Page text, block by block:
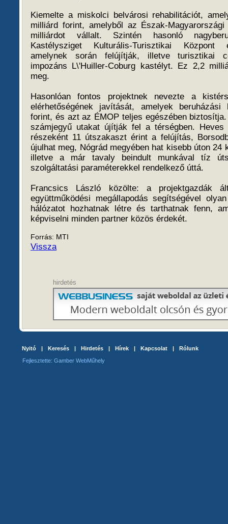
Kiemelte a miskolci belvárosi rehabilitációt,
milliárd forint, amelyből az Észak-
milliárdot vállalt. Szintén hasonló
Kastélysziget Kulturális-Turisztikai Központ
amelynek során felújítják, illetve turisztikai
impozáns L\'Huiller-Coburg kastélyt. Ez 2,2
meg.
Hasonlóan fontos projektnek nevezte a
elérhetőségének javítását, amelyek
forint, és azt az ÉMOP teljes egészében
számjegyű utakat újítják fel a térségben. Heves
részeként 11 útszakaszt érint a felújítás,
újulhat meg, Nógrád megyében hat kisebb úton 24
illetve a már tavaly beindult munkával tíz
szolgáltatási paraméterekkel rendelkező úttá.
Francsics László közölte: a projektgazdák
együttműködési megállapodás segítségével
hálózatot hozhatnak létre és tarthatnak fenn,
képviselni minden partner közös érdekét.
Forrás: MTI
Vissza
hirdetés
Nyitó | Keresés | Hirdetés | Hírek | Kapcsolat |
Rólunk
Fejlesztette: Gamber WebMűhely